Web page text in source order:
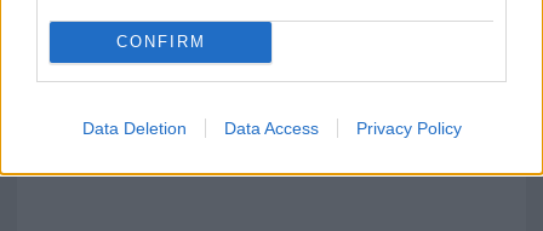
CONFIRM
Data Deletion Data Access Privacy Policy